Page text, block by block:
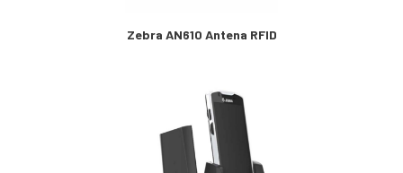
Zebra AN610 Antena RFID